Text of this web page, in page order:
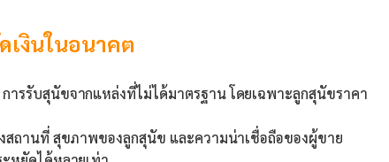
งินในอนาคต
ารรับสุนัขจากแหล่งที่ไม่ได้มาตรฐาน โดยเฉพาะลูกสุนัขราคา
สถานที่ สุขภาพของลูกสุนัข และความน่าเชื่อถือของผู้ขาย